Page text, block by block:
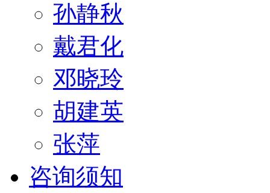
孙静秋
戴君化
邓晓玲
胡建英
张萍
咨询须知